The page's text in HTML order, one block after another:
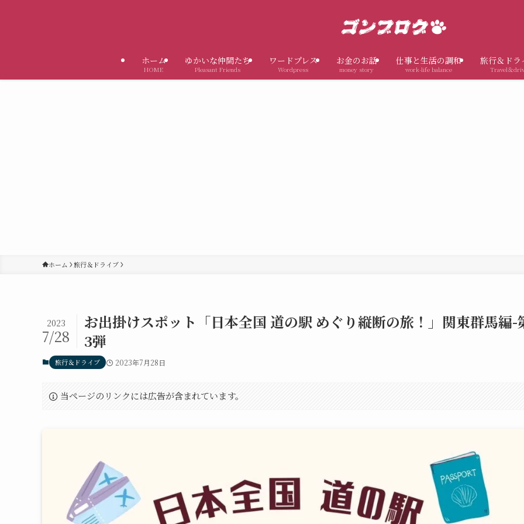
ホーム
HOME
ゆかいな仲間たち
Pleasant Friends
ワードプレス
Wordpress
お金のお話
money story
仕事と生活の調和
work-life balance
旅行＆ドラ
Travel＆
ホーム 旅行＆ドライブ
お出掛けスポット「日本全国 道の駅 めぐり縦断の旅！」関東群馬編-
3弾
2023
7/28
旅行＆ドライブ 2023年7月28日
当ページのリンクには広告が含まれています。